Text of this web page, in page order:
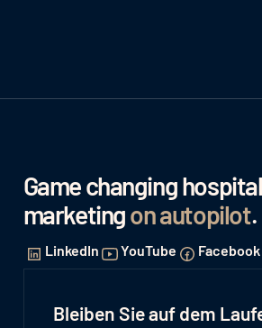
Game changing
marketingon autopilot.
LinkedIn YouTube Facebook
Bleiben Sie auf dem